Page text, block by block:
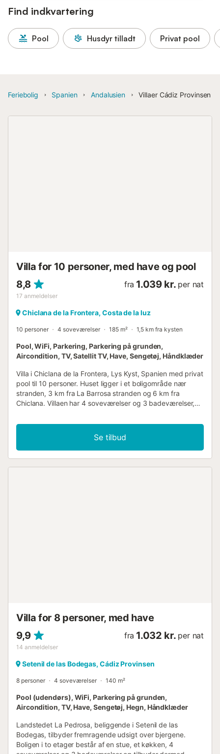
Find indkvartering
Pool Husdyr tilladt Privat pool
Feriebolig Spanien Andalusien Villaer Cádiz Provinsen
Villa for 10 personer, med have og pool
8,8
17 anmeldelser
fra 1.039 kr. per nat
Chiclana de la Frontera, Costa de la luz
10 personer 4 soveværelser 185 m² 1,5 km fra kysten
Pool, WiFi, Parkering, Parkering på grunden,
Aircondition, TV, Satellit TV, Have, Sengetøj, Håndklæder
Villa i Chiclana de la Frontera, Lys Kyst, Spanien med privat
pool til 10 personer. Huset ligger i et boligområde nær
stranden, 3 km fra La Barrosa stranden og 6 km fra
Chiclana. Villaen har 4 soveværelser og 3 badeværelser,
græsplænehave med træer. Den nærhed til stranden,
butikker, sportsaktiviteter, underholdningsmuligheder,
steder at gå ud, seværdigheder og kultur gør dette til en
fremragende villa at tilbringe din ferie i Spanien med
måler 8m x 4m og 2.1m dyb græsplænehave med træer
og havemøbl...
Se tilbud
Villa for 8 personer, med have
9,9
14 anmeldelser
fra 1.032 kr. per nat
Setenil de las Bodegas, Cádiz Provinsen
8 personer 4 soveværelser 140 m²
Pool (udendørs), WiFi, Parkering på grunden,
Aircondition, TV, Have, Sengetøj, Hegn, Håndklæder
Landstedet La Pedrosa, beliggende i Setenil de las
Bodegas, tilbyder fremragende udsigt over bjergene.
Boligen i to etager består af en stue, et køkken, 4